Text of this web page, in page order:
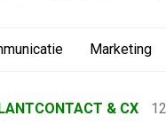
Marketing
& CX